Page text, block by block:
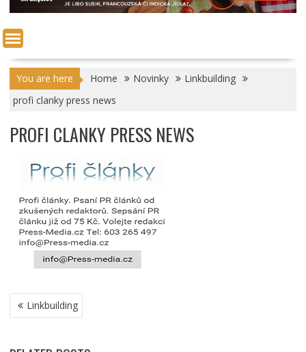
You are here Home Novinky
Linkbuilding
profi clanky press news
PROFI CLANKY PRESS NEWS
NAVIGACE
PROLinkbuilding